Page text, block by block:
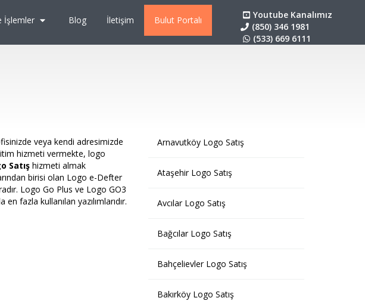
İşlemler Blog İletişim Bulut Portalı
Youtube Kanalımız
(850) 346 1981
(533) 669 6111
veya kendi adresimizde
hizmeti vermekte, logo
Satış hizmeti almak
birisi olan Logo e-Defter
Logo Go Plus ve Logo GO3
fazla kullanılan yazılımlarıdır.
Arnavutköy Logo Satış
Ataşehir Logo Satış
Avcılar Logo Satış
Bağcılar Logo Satış
Bahçelievler Logo Satış
Bakırköy Logo Satış